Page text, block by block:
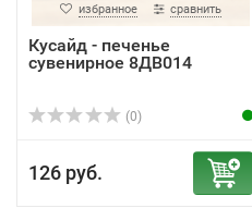
избранное сравнить
Кусайд - печенье
сувенирное 8ДВ014
(0)
126 руб.